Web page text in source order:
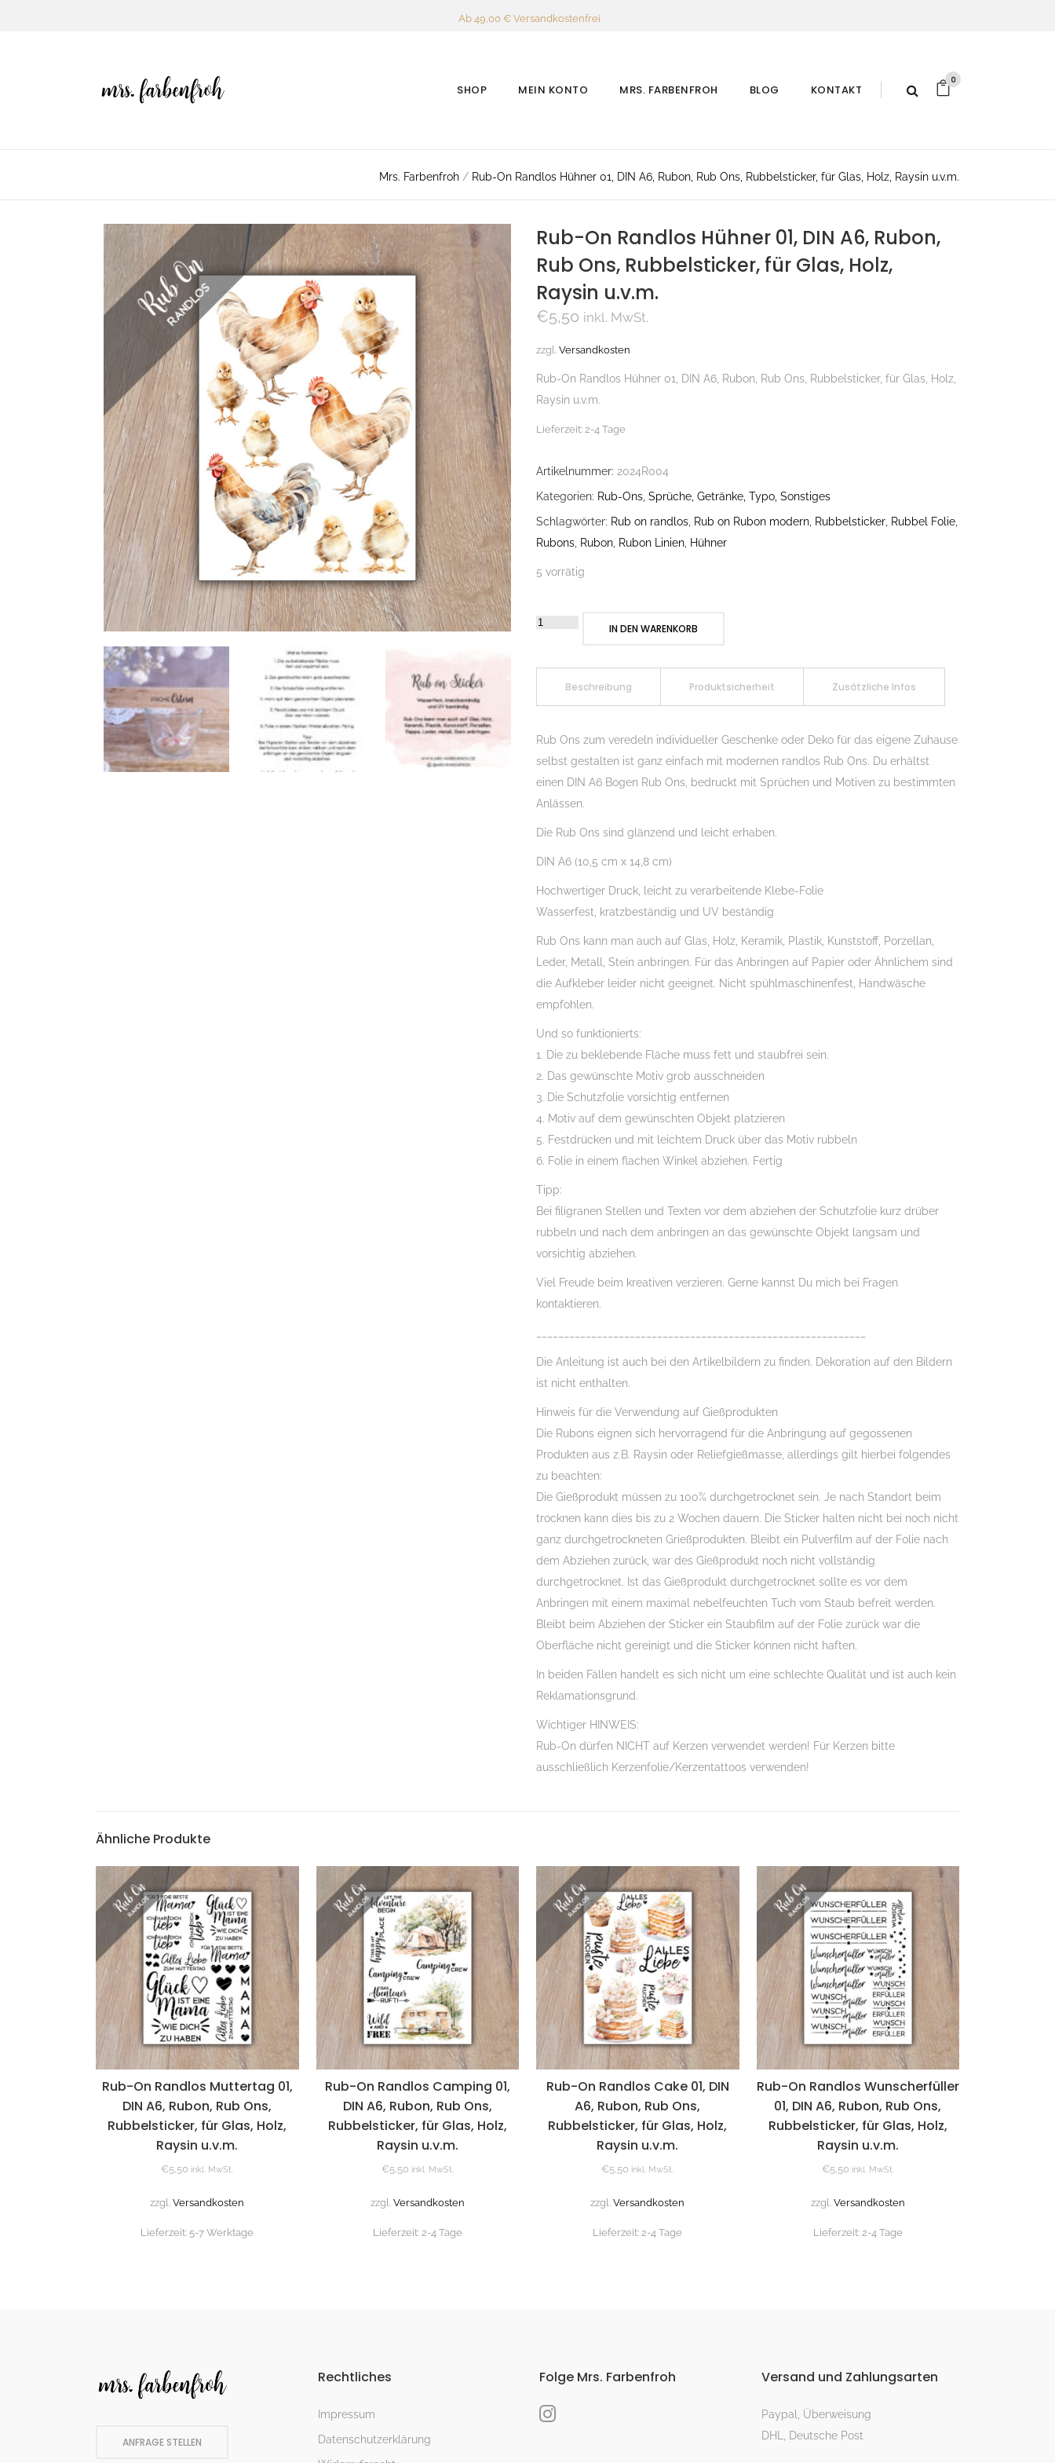
Ab 49,00 € Versandkostenfrei
SHOP MEIN KONTO MRS. FARBENFROH BLOG KONTAKT
0
Mrs. Farbenfroh / Rub-On Randlos Hühner 01, DIN A6, Rubon, Rub Ons, Rubbelsticker, für Glas, Holz, Raysin u.v.m.
Rub-On Randlos Hühner 01, DIN A6, Rubon,
Rub Ons, Rubbelsticker, für Glas, Holz,
Raysin u.v.m.
€5,50 inkl. MwSt.
zzgl. Versandkosten
Rub-On Randlos Hühner 01, DIN A6, Rubon, Rub Ons, Rubbelsticker, für Glas, Holz,
Raysin u.v.m.
Lieferzeit: 2-4 Tage
Artikelnummer: 2024R004
Kategorien: Rub-Ons Sprüche, Getränke, Typo, Sonstiges
Schlagwörter: Rub on randlos Rub on Rubon modern Rubbelsticker Rubbel Folie
Rubons Rubon Rubon Linien Hühner
5 vorrätig
Rub-
Hühner
01,
Rubbelsticker,
für
Holz,
Raysin
u.v.m.
Menge
IN DEN WARENKORB
Beschreibung Produktsicherheit Zusätzliche Infos
Rub Ons zum veredeln individueller Geschenke oder Deko für das eigene Zuhause
selbst gestalten ist ganz einfach mit modernen randlos Rub Ons. Du erhältst
einen DIN A6 Bogen Rub Ons, bedruckt mit Sprüchen und Motiven zu bestimmten
Anlässen.
Die Rub Ons sind glänzend und leicht erhaben.
DIN A6 (10,5 cm x 14,8 cm)
Hochwertiger Druck, leicht zu verarbeitende Klebe-Folie
Wasserfest, kratzbeständig und UV beständig
Rub Ons kann man auch auf Glas, Holz, Keramik, Plastik, Kunststoff, Porzellan,
Leder, Metall, Stein anbringen. Für das Anbringen auf Papier oder Ähnlichem sind
die Aufkleber leider nicht geeignet. Nicht spühlmaschinenfest, Handwäsche
empfohlen.
Und so funktionierts:
1. Die zu beklebende Fläche muss fett und staubfrei sein.
2. Das gewünschte Motiv grob ausschneiden
3. Die Schutzfolie vorsichtig entfernen
4. Motiv auf dem gewünschten Objekt platzieren
5. Festdrücken und mit leichtem Druck über das Motiv rubbeln
6. Folie in einem flachen Winkel abziehen. Fertig
Tipp:
Bei filigranen Stellen und Texten vor dem abziehen der Schutzfolie kurz drüber
rubbeln und nach dem anbringen an das gewünschte Objekt langsam und
vorsichtig abziehen.
Viel Freude beim kreativen verzieren. Gerne kannst Du mich bei Fragen
kontaktieren.
Die Anleitung ist auch bei den Artikelbildern zu finden. Dekoration auf den Bildern
ist nicht enthalten.
Hinweis für die Verwendung auf Gießprodukten
Die Rubons eignen sich hervorragend für die Anbringung auf gegossenen
Produkten aus z.B. Raysin oder Reliefgießmasse, allerdings gilt hierbei folgendes
zu beachten:
Die Gießprodukt müssen zu 100% durchgetrocknet sein. Je nach Standort beim
trocknen kann dies bis zu 2 Wochen dauern. Die Sticker halten nicht bei noch nicht
ganz durchgetrockneten Grießprodukten. Bleibt ein Pulverfilm auf der Folie nach
dem Abziehen zurück, war des Gießprodukt noch nicht vollständig
durchgetrocknet. Ist das Gießprodukt durchgetrocknet sollte es vor dem
Anbringen mit einem maximal nebelfeuchten Tuch vom Staub befreit werden.
Bleibt beim Abziehen der Sticker ein Staubfilm auf der Folie zurück war die
Oberfläche nicht gereinigt und die Sticker können nicht haften.
In beiden Fällen handelt es sich nicht um eine schlechte Qualität und ist auch kein
Reklamationsgrund.
Wichtiger HINWEIS:
Rub-On dürfen NICHT auf Kerzen verwendet werden! Für Kerzen bitte
ausschließlich Kerzenfolie/Kerzentattoos verwenden!
Ähnliche Produkte
Rub-On Randlos Muttertag 01,
DIN A6, Rubon, Rub Ons,
Rubbelsticker, für Glas, Holz,
Raysin u.v.m.
€5,50 inkl. MwSt.
zzgl.Versandkosten
Lieferzeit: 5-7 Werktage
Rub-On Randlos Camping 01,
DIN A6, Rubon, Rub Ons,
Rubbelsticker, für Glas, Holz,
Raysin u.v.m.
€5,50 inkl. MwSt.
zzgl. Versandkosten
Lieferzeit: 2-4 Tage
Rub-On Randlos Cake 01, DIN
A6, Rubon, Rub Ons,
Rubbelsticker, für Glas, Holz,
Raysin u.v.m.
€5,50 inkl. MwSt.
zzgl.Versandkosten
Lieferzeit: 2-4 Tage
Rub-On Randlos Wunscherfüller
01, DIN A6, Rubon, Rub Ons,
Rubbelsticker, für Glas, Holz,
Raysin u.v.m.
€5,50 inkl. MwSt.
zzgl. Versandkosten
Lieferzeit: 2-4 Tage
ANFRAGE STELLEN
Rechtliches
Impressum
Datenschutzerklärung
Folge Mrs. Farbenfroh Versand und Zahlungsarten
Paypal, Überweisung
DHL, Deutsche Post